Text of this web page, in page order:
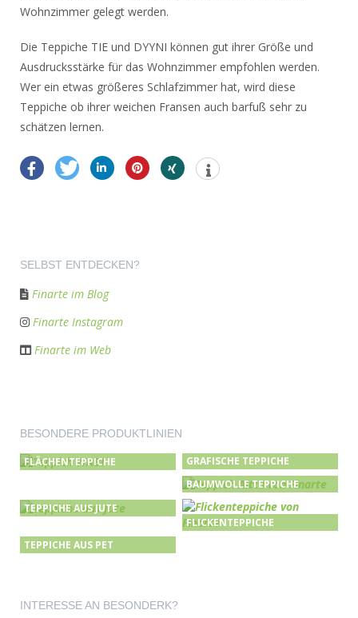
Wohnzimmer gelegt werden.
Die Teppiche TIE und DYYNI können gut ihrer Größe und
Ausdrucksstärke für das Wohnzimmer empfohlen werden.
Wer ein etwas größeres Schlafzimmer hat, wird diese
Teppiche ob ihrer weichen Fransen auch barfuß sehr zu
schätzen lernen.
SELBST ENTDECKEN?
Finarte im Blog
Finarte Instagram
Finarte im Web
BESONDERE PRODUKTLINIEN
FLÄCHENTEPPICHE
GRAFISCHE TEPPICHE
BAUMWOLLE TEPPICHE
TEPPICHE AUS JUTE
FLICKENTEPPICHE
TEPPICHE AUS PET
INTERESSE AN BESONDERK?